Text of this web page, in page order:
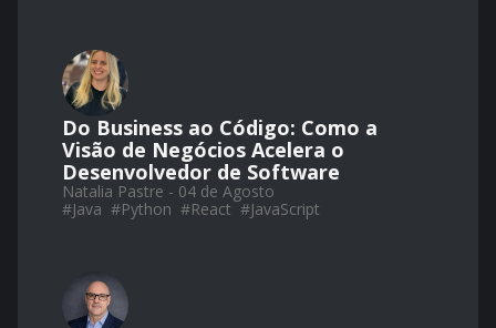
Do Business ao Código: Como a
Visão de Negócios Acelera o
Desenvolvedor de Software
Natalia Pastre - 04 de Agosto
#Java #Python #React #JavaScript